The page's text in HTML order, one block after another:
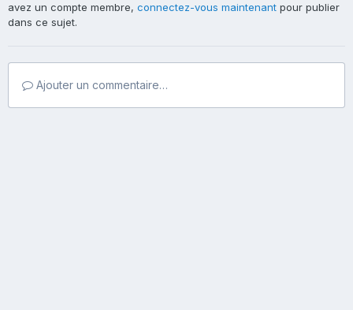
avez un compte membre, connectez-vous maintenant pour publier
dans ce sujet.
Ajouter un commentaire…